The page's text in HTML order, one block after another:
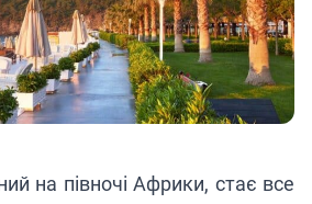
на півночі Африки, стає все